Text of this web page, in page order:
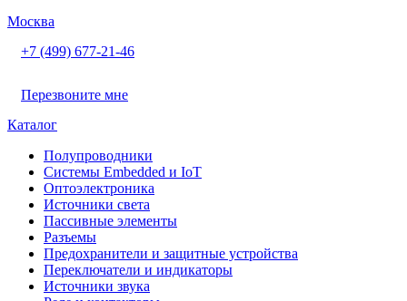
Москва
+7 (499) 677-21-46
Перезвоните мне
Каталог
Полупроводники
Системы Embedded и IoT
Oптоэлектроника
Источники света
Пассивные элементы
Разъeмы
Предохранители и защитные устройства
Переключатели и индикаторы
Источники звука